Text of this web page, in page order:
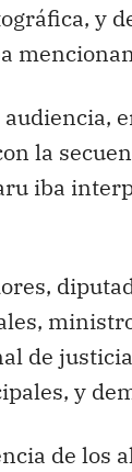
y
la
iba
de
y
de los